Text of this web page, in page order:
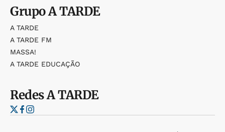
GrupoA TARDE
A TARDE
A TARDE FM
MASSA!
A TARDE EDUCAÇÃO
RedesA TARDE